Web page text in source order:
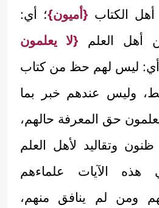
الكتاب {أميون}؛ أي:
أهل العلم {لا يعلمون
أي: ليس لهم حظ من كتاب
فقط، وليس عندهم خبر بما
حق المعرفة حالهم،
وتقاليد لأهل العلم
الآيات علماءهم
ومن لم ينافق منهم،